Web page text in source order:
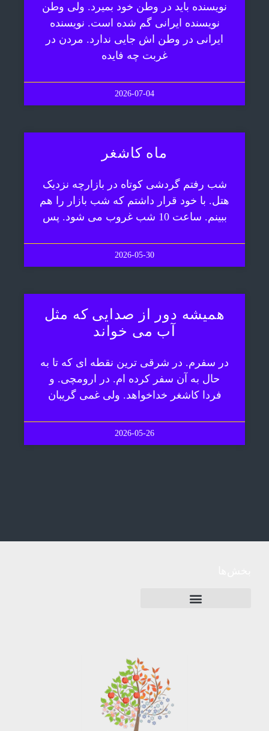
نویسنده باید در وطن خود بمیرد. ولی وطن
نویسنده ایرانی گم شده است. نویسنده
ایرانی در وطن اش جایی ندارد. مردن در
غربت چه فایده
2026-07-04
ماه کاشغر
شب رفتم گردشی کوتاه در بازارچه نزدیک
هتل. با خود قرار داشتم که شب بازار را هم
ببینم. ساعت 10 شب غروب می شود. پس
2026-05-30
همیشه دور از صدایی که مثل
آب می خواند
در سفرم. در شرقی ترین نقطه ای که تا به
حال به آن سفر کرده ام. در ارومچی. و
فردا کاشغر خداخواهد. ولی غمی گریبان
2026-05-26